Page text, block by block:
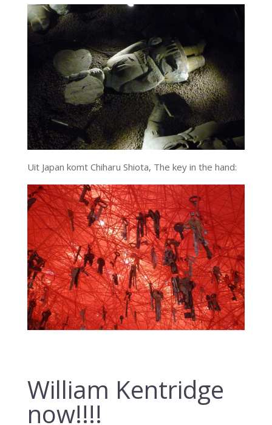
Uit Japan komt Chiharu Shiota, The key in the hand:
William Kentridge
now!!!!